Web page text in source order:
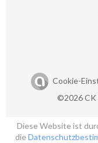
Cookie-
©2026 CK
Diese Website ist
die